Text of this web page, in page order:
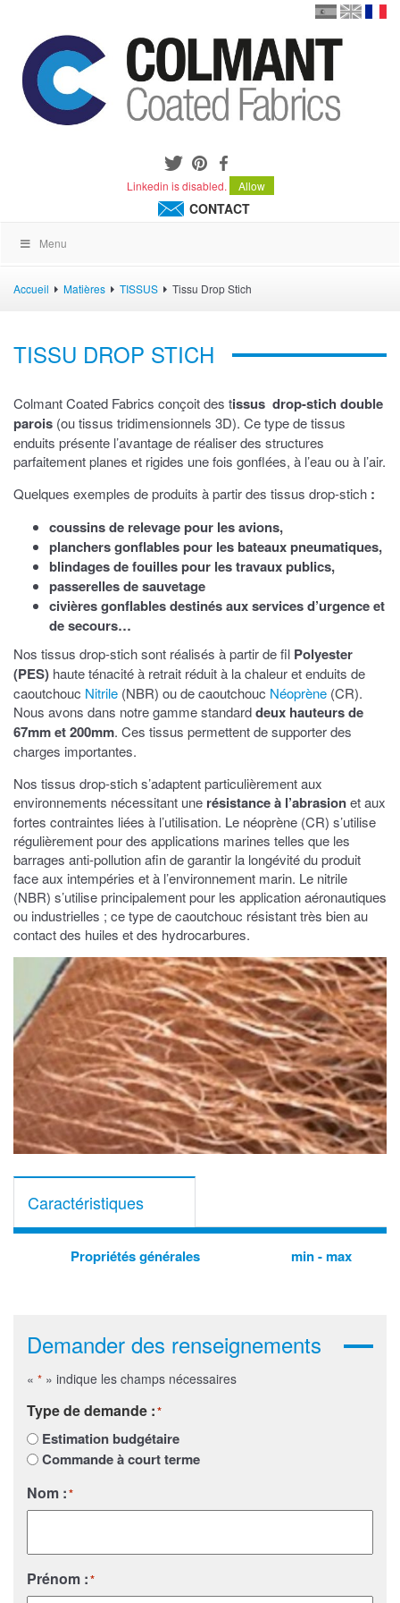
español
Linkedin is disabled. Allow
CONTACT
Menu
Accueil Matières TISSUS Tissu Drop Stich
TISSU DROP STICH
Colmant Coated Fabrics conçoit des tissus drop-stich double
parois (ou tissus tridimensionnels 3D). Ce type de tissus
enduits présente l’avantage de réaliser des structures
parfaitement planes et rigides une fois gonflées, à l’eau ou à l’air.
Quelques exemples de produits à partir des tissus drop-stich :
coussins de relevage pour les avions,
planchers gonflables pour les bateaux pneumatiques,
blindages de fouilles pour les travaux publics,
passerelles de sauvetage
civières gonflables destinés aux services d’urgence et
de secours…
Nos tissus drop-stich sont réalisés à partir de fil Polyester
(PES) haute ténacité à retrait réduit à la chaleur et enduits de
caoutchouc Nitrile (NBR) ou de caoutchouc Néoprène (CR).
Nous avons dans notre gamme standarddeux hauteurs de
67mm et 200mm. Ces tissus permettent de supporter des
charges importantes.
Nos tissus drop-stich s’adaptent particulièrement aux
environnements nécessitant une résistance à l’abrasionet aux
fortes contraintes liées à l’utilisation. Le néoprène (CR) s’utilise
régulièrement pour des applications marines telles que les
barrages anti-pollution afin de garantir la longévité du produit
face aux intempéries et à l’environnement marin. Le nitrile
(NBR) s’utilise principalement pour les application aéronautiques
ou industrielles ; ce type de caoutchouc résistant très bien au
contact des huiles et des hydrocarbures.
Caractéristiques
Propriétés générales min - max
Demander des renseignements
« * » indique les champs nécessaires
Type de demande :*
Estimation budgétaire
Commande à court terme
Nom :*
Prénom :*